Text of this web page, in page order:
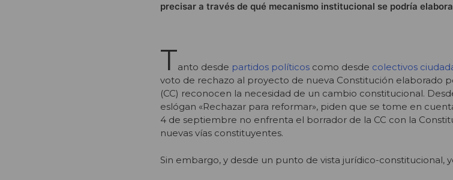
precisar a través de qué mecanismo institucional se podría
Tanto desde partidos políticos como desde colectivos
voto de rechazo al proyecto de nueva Constitución elaborado
(CC) reconocen la necesidad de un cambio constitucional.
eslógan «Rechazar para reformar», piden que se tome en
4 de septiembre no enfrenta el borrador de la CC con la
nuevas vías constituyentes.
Sin embargo, y desde un punto de vista jurídico-constitucional,